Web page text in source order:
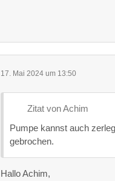
17. Mai 2024 um 13:50
Zitat von Achim
Pumpe kannst auch
gebrochen.
Hallo Achim,